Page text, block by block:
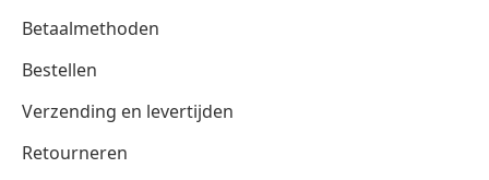
Betaalmethoden
Bestellen
Verzending en levertijden
Retourneren